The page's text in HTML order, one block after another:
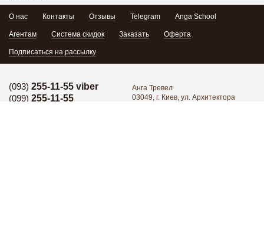
О нас Контакты Отзывы Telegram Anga School
Агентам Система скидок Заказать Оферта
Подписаться на рассылку
(093) 255-11-55 viber
(099) 255-11-55
Анга Тревел
03049, г. Киев, ул. Архитектора